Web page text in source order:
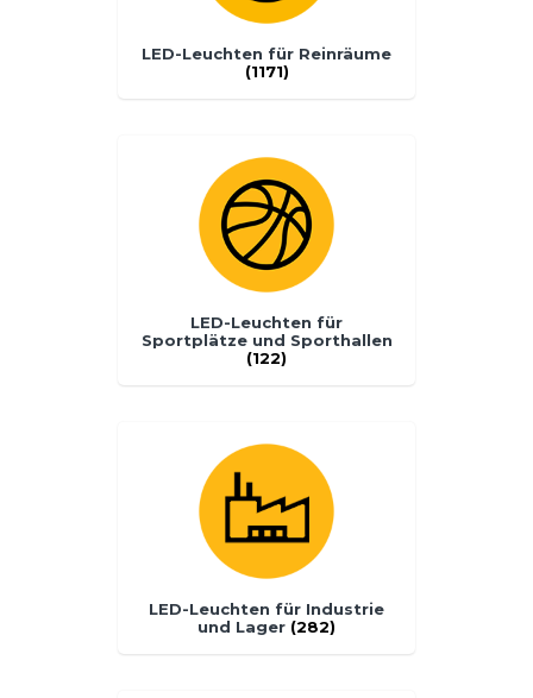
LED-Leuchten für Reinräume
(1171)
LED-Leuchten für
Sportplätze und Sporthallen
(122)
LED-Leuchten für Industrie
und Lager (282)